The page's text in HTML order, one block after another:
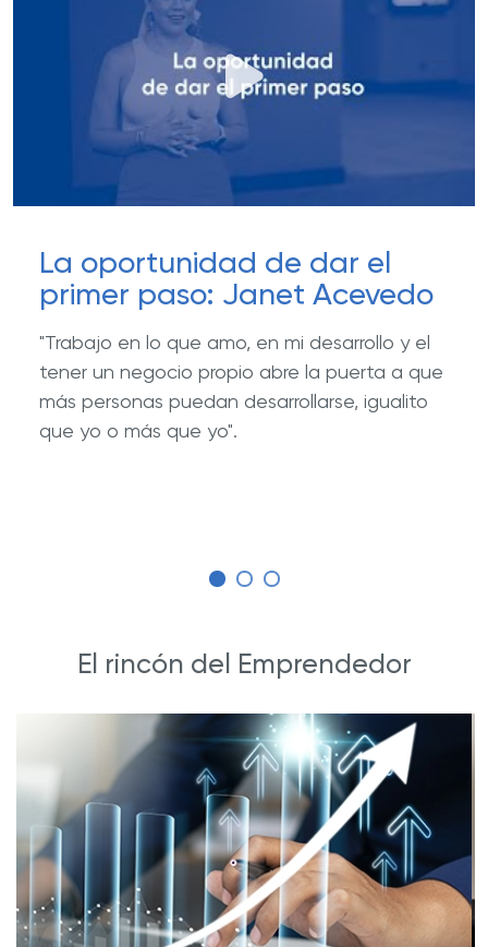
La oportunidad de dar el
primer paso: Janet Acevedo
"Trabajo en lo que amo, en mi desarrollo y el
tener un negocio propio abre la puerta a que
más personas puedan desarrollarse, igualito
que yo o más que yo".
El rincón del Emprendedor